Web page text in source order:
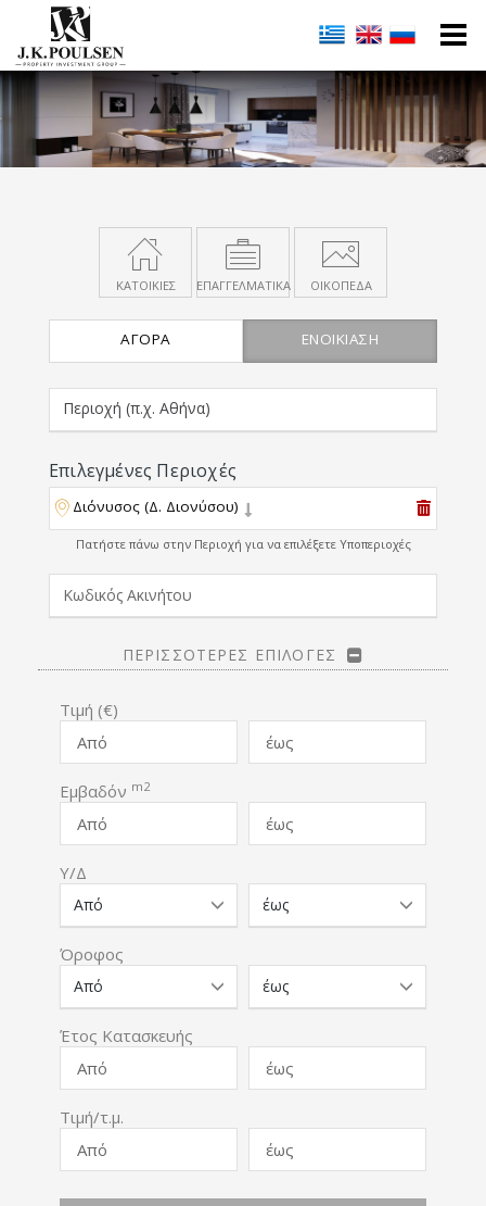
ΚΑΤΟΙΚΙΕΣ ΕΠΑΓΓΕΛΜΑΤΙΚΑ ΟΙΚΟΠΕΔΑ
ΑΓΟΡΆ ΕΝΟΙΚΊΑΣΗ
Επιλεγμένες Περιοχές
Διόνυσος (Δ. Διονύσου)
Πατήστε πάνω στην Περιοχή για να επιλέξετε Υποπεριοχές
ΠΕΡΙΣΣΟΤΕΡΕΣ ΕΠΙΛΟΓΕΣ
Τιμή (€)
Εμβαδόν m2
Υ/Δ
Όροφος
Έτος Κατασκευής
Τιμή/τ.μ.